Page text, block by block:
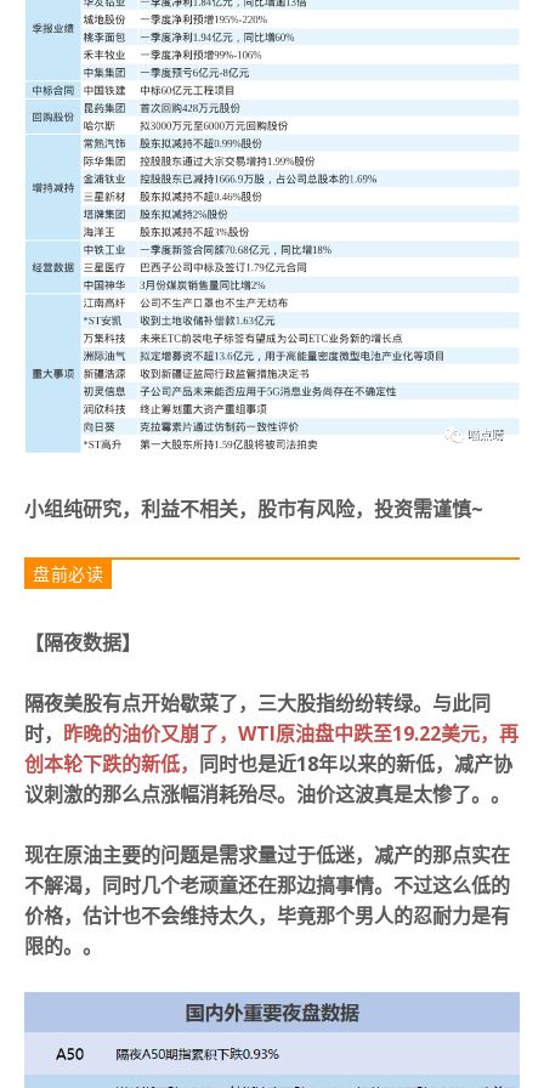
小组纯研究，利益不相关，股市有风险，投资需谨慎~
盘前必读
【隔夜数据】
隔夜美股有点开始歇菜了，三大股指纷纷转绿。与此同
时， 昨晚的油价又崩了，WTI原油盘中跌至19.22美元，再
创本轮下跌的新低， 同时也是近18年以来的新低，减产协
议刺激的那么点涨幅消耗殆尽。油价这波真是太惨了。。
现在原油主要的问题是需求量过于低迷，减产的那点实在
不解渴，同时几个老顽童还在那边搞事情。不过这么低的
价格，估计也不会维持太久，毕竟那个男人的忍耐力是有
限的。。